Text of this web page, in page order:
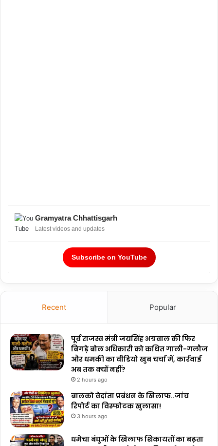
Gramyatra Chhattisgarh
Latest videos and updates
Subscribe on YouTube
Recent Popular
पूर्व राजस्व मंत्री जयसिंह अग्रवाल की फिर
बिगड़े बोल अधिकारी को कथित गाली-गलौज
और धमकी का वीडियो खुब चर्चा में, कार्रवाई
अब तक क्यों नहीं?
2 hours ago
बालको वेदांता प्रबंधन के खिलाफ..जांच
रिपोर्ट का विस्फोटक खुलासा!
3 hours ago
धमेचा बंधुओं के खिलाफ शिकायतों का बढ़ता